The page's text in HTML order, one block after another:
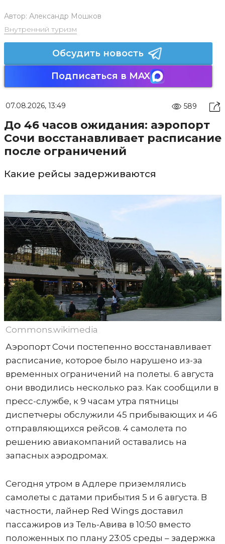
Автор: Александр Мошков
Внутренний туризм
Обсудить новость
Подписаться в MAX
07.08.2026, 13:49 589
До 46 часов ожидания: аэропорт
Сочи восстанавливает расписание
после ограничений
Какие рейсы задерживаются
Commons.wikimedia
Аэропорт Сочи постепенно восстанавливает
расписание, которое было нарушено из-за
временных ограничений на полеты. 6 августа
они вводились несколько раз. Как сообщили в
пресс-службе, к 9 часам утра пятницы
диспетчеры обслужили 45 прибывающих и 46
отправляющихся рейсов. 4 самолета по
решению авиакомпаний оставались на
запасных аэродромах.
Сегодня утром в Адлере приземлялись
самолеты с датами прибытия 5 и 6 августа. В
частности, лайнер Red Wings доставил
пассажиров из Тель-Авива в 10:50 вместо
положенных по плану 23:05 среды – задержка